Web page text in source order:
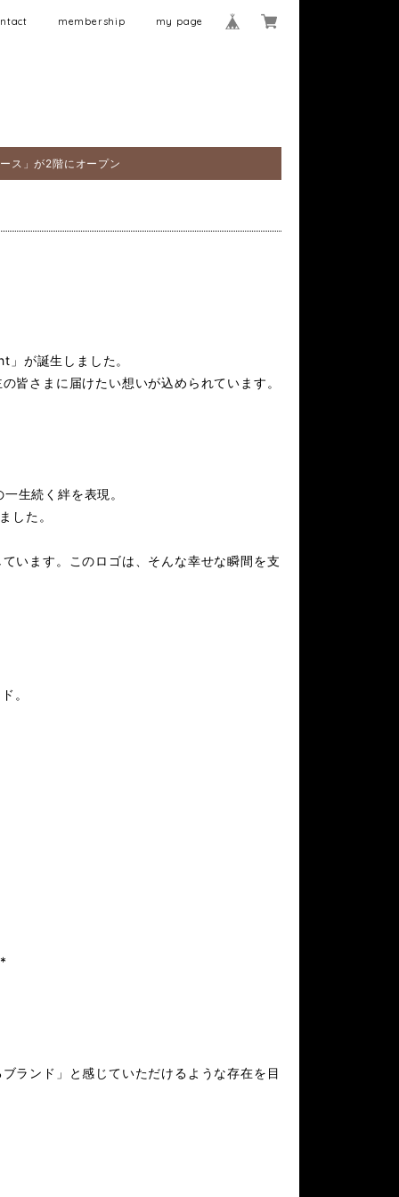
membership my page
ス」が2階にオープン
が誕生しました。
皆さまに届けたい想いが込められています。
生続く絆を表現。
した。
います。このロゴは、そんな幸せな瞬間を支
。
ランド」と感じていただけるような存在を目